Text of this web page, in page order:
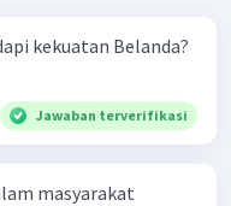
kekuatan Belanda?
Jawaban terverifikasi
masyarakat